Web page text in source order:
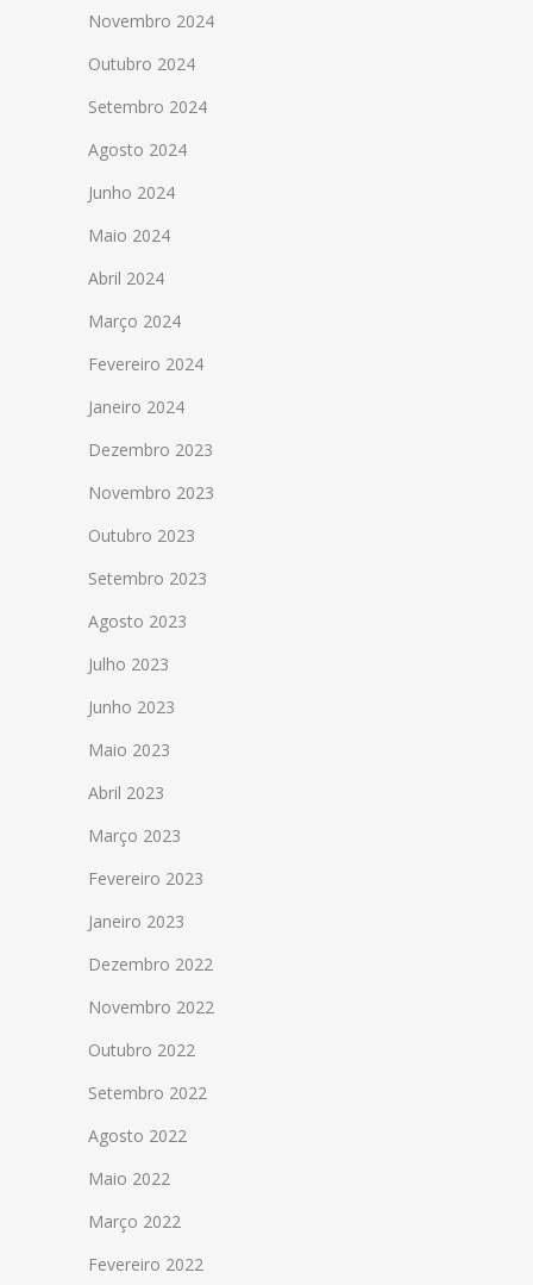
Novembro 2024
Outubro 2024
Setembro 2024
Agosto 2024
Junho 2024
Maio 2024
Abril 2024
Março 2024
Fevereiro 2024
Janeiro 2024
Dezembro 2023
Novembro 2023
Outubro 2023
Setembro 2023
Agosto 2023
Julho 2023
Junho 2023
Maio 2023
Abril 2023
Março 2023
Fevereiro 2023
Janeiro 2023
Dezembro 2022
Novembro 2022
Outubro 2022
Setembro 2022
Agosto 2022
Maio 2022
Março 2022
Fevereiro 2022